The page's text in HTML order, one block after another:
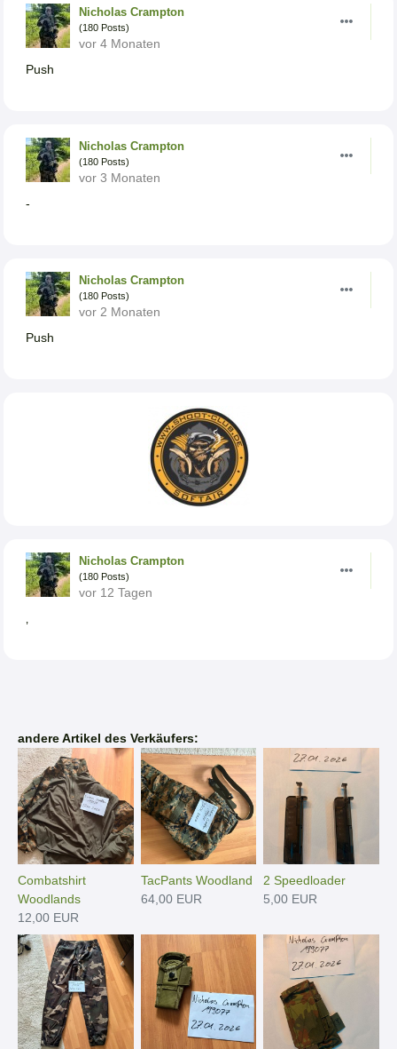
Nicholas Crampton
(180 Posts)
vor 4 Monaten
Push
Nicholas Crampton
(180 Posts)
vor 3 Monaten
-
Nicholas Crampton
(180 Posts)
vor 2 Monaten
Push
Nicholas Crampton
(180 Posts)
vor 12 Tagen
‚
andere Artikel des Verkäufers:
Combatshirt
Woodlands
12,00 EUR
TacPants Woodland
64,00 EUR
2 Speedloader
5,00 EUR